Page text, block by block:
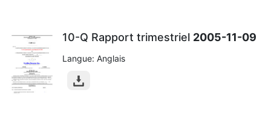
10-Q Rapport trimestriel 2005-11-09
Langue: Anglais